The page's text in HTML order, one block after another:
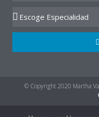
© Copyright 2020 Martha